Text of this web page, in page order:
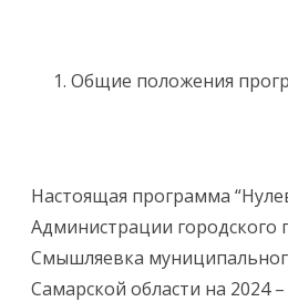
Общие положения
Настоящая программа
Администрации городского
Смышляевка
Самарской области на 2024